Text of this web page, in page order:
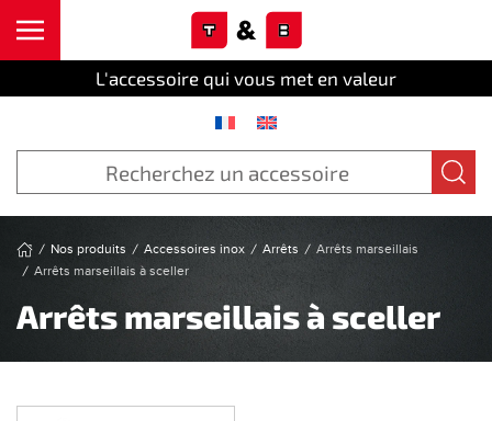
L'accessoire qui vous met en valeur
Nos produits Accessoires inox Arrêts
Arrêts marseillais
Arrêts marseillais à sceller
Arrêts marseillais à sceller
Cookies management panel